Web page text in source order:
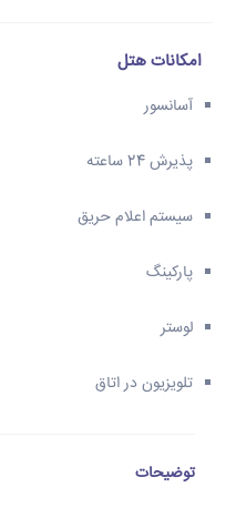
امکانات هتل
آسانسور
پذیرش 24 ساعته
سیستم اعلام حریق
پارکینگ
لوستر
تلویزیون در اتاق
توضیحات